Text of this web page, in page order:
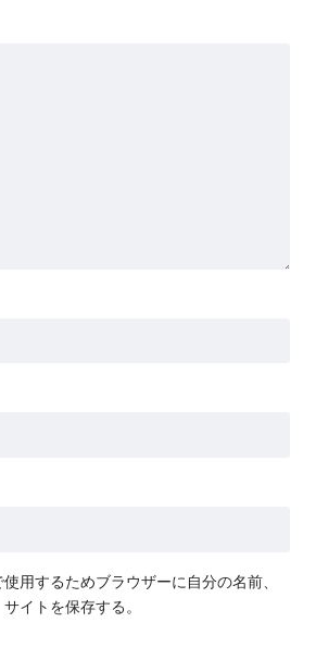
用するためブラウザーに自分の名前、
イトを保存する。